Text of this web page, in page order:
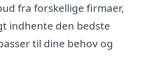
fra forskellige firmaer,
indhente den bedste
til dine behov og